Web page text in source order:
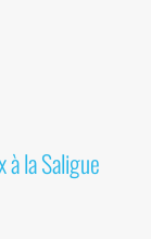
à la Saligue